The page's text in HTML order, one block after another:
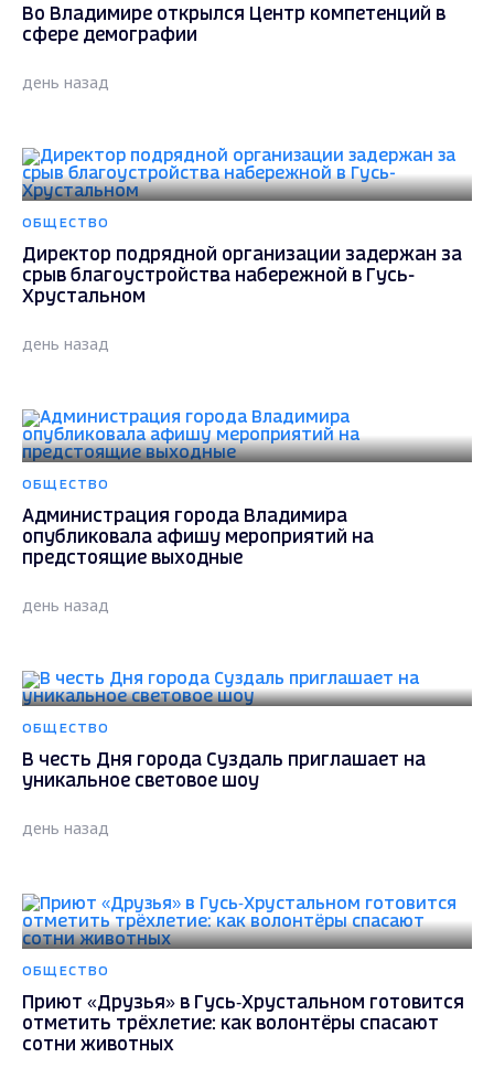
Во Владимире открылся Центр компетенций в
сфере демографии
день назад
ОБЩЕСТВО
Директор подрядной организации задержан за
срыв благоустройства набережной в Гусь-
Хрустальном
день назад
ОБЩЕСТВО
Администрация города Владимира
опубликовала афишу мероприятий на
предстоящие выходные
день назад
ОБЩЕСТВО
В честь Дня города Суздаль приглашает на
уникальное световое шоу
день назад
ОБЩЕСТВО
Приют «Друзья» в Гусь‑Хрустальном готовится
отметить трёхлетие: как волонтёры спасают
сотни животных